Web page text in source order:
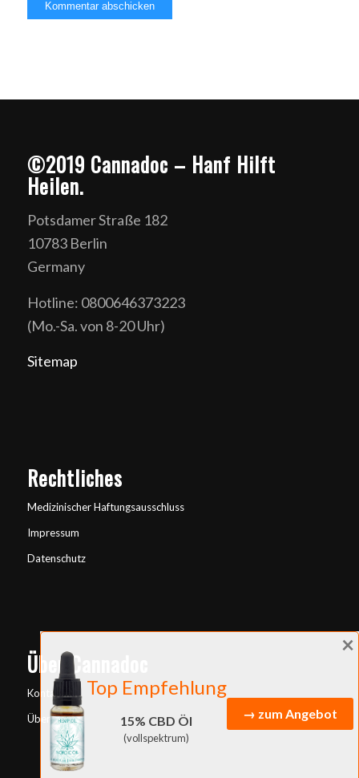
©2019 Cannadoc – Hanf Hilft
Heilen.
Potsdamer Straße 182
10783 Berlin
Germany
Hotline: 0800646373223
(Mo.-Sa. von 8-20 Uhr)
Sitemap
Rechtliches
Medizinischer Haftungsausschluss
Impressum
Datenschutz
Über Cannadoc
Kontakt
Über uns
Top Empfehlung
15% CBD Öl
(vollspektrum)
→ zum Angebot
×